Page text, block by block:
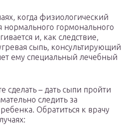
когда физиологический
нормального гормонального
и, как следствие,
сыпь, консультирующий
ему специальный лечебный
сделать – дать сыпи пройти
следить за
Обратиться к врачу